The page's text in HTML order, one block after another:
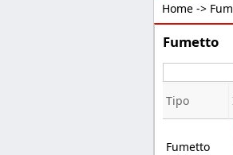
Home ->
Fumetto
Tipo
Fumetto